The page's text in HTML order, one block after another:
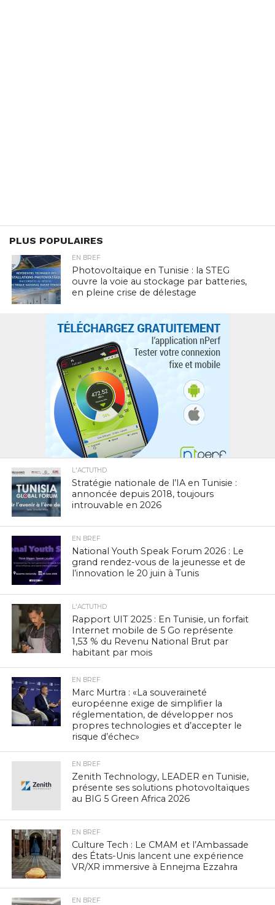
PLUS POPULAIRES
EN BREF
Photovoltaïque en Tunisie : la STEG
ouvre la voie au stockage par batteries,
en pleine crise de délestage
L'ACTUTHD
Stratégie nationale de l’IA en Tunisie :
annoncée depuis 2018, toujours
introuvable en 2026
EN BREF
National Youth Speak Forum 2026 : Le
grand rendez-vous de la jeunesse et de
l’innovation le 20 juin à Tunis
L'ACTUTHD
Rapport UIT 2025 : En Tunisie, un forfait
Internet mobile de 5 Go représente
1,53 % du Revenu National Brut par
habitant par mois
EN BREF
Marc Murtra : «La souveraineté
européenne exige de simplifier la
réglementation, de développer nos
propres technologies et d’accepter le
risque d’échec»
EN BREF
Zenith Technology, LEADER en Tunisie,
présente ses solutions photovoltaïques
au BIG 5 Green Africa 2026
EN BREF
Culture Tech : Le CMAM et l’Ambassade
des États-Unis lancent une expérience
VR/XR immersive à Ennejma Ezzahra
EN BREF